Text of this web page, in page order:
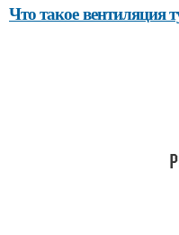
Что такое вентиляция